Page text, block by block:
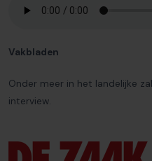
Vakbladen
Onder meer in het landelijke
interview.